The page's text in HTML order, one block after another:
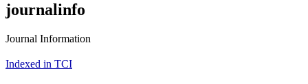
journalinfo
Journal Information
Indexed in TCI